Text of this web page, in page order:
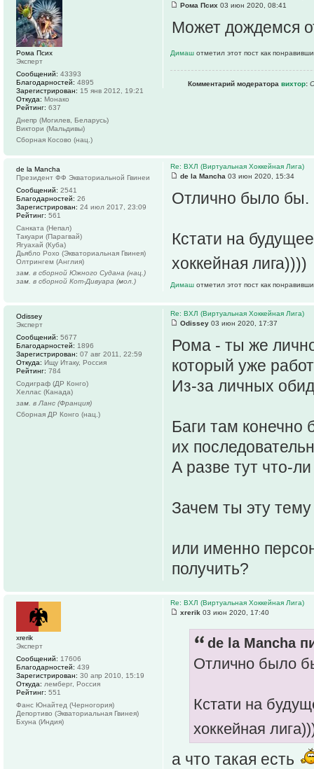
Рома Псих 03 июн 2020, 08:41
Может дождемся
Димаш отметил этот пост как
Комментарий модератора вихтор:
Рома Псих
Эксперт
Сообщений: 43393
Благодарностей: 4895
Зарегистрирован: 15 янв 2012, 19:21
Откуда: Монако
Рейтинг: 637
Днепр (Могилев, Беларусь)
Виктори (Мальдивы)
Сборная Косово (нац.)
Re: ВХЛ (Виртуальная Хоккейная Лига)
de la Mancha 03 июн 2020, 15:34
Отлично было бы.
Кстати на
хоккейная лига))))
Димаш отметил этот пост как
de la Mancha
Президент ФФ Экваториальной Гвинеи
Сообщений: 2541
Благодарностей: 26
Зарегистрирован: 24 июл 2017, 23:09
Рейтинг: 561
Санката (Непал)
Такуари (Парагвай)
Ягуахай (Куба)
Дьябло Рохо (Экваториальная Гвинея)
Олтрингем (Англия)
зам. в сборной Южного Судана (нац.)
зам. в сборной Кот-Дивуара (мол.)
Re: ВХЛ (Виртуальная Хоккейная Лига)
Odissey 03 июн 2020, 17:37
Рома - ты же
который уже
Из-за личных
Баги там конечно
их
А разве тут что-
Зачем ты эту тему
или именно
получить?
Odissey
Эксперт
Сообщений: 5677
Благодарностей: 1896
Зарегистрирован: 07 авг 2011, 22:59
Откуда: Ищу Итаку, Россия
Рейтинг: 784
Содиграф (ДР Конго)
Хеллас (Канада)
зам. в Ланс (Франция)
Сборная ДР Конго (нац.)
Re: ВХЛ (Виртуальная Хоккейная Лига)
xrerik 03 июн 2020, 17:40
de la Mancha
Отлично было
Кстати на
хоккейная
а что такая есть
xrerik
Эксперт
Сообщений: 17606
Благодарностей: 439
Зарегистрирован: 30 апр 2010, 15:19
Откуда: лемберг, Россия
Рейтинг: 551
Фанс Юнайтед (Черногория)
Депортиво (Экваториальная Гвинея)
Бхуна (Индия)